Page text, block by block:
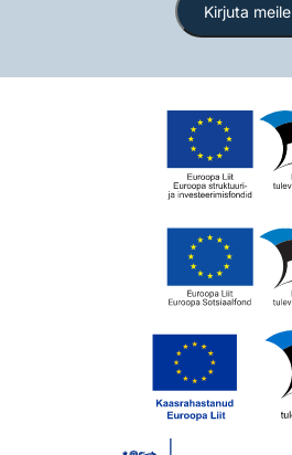
Kirjuta meile